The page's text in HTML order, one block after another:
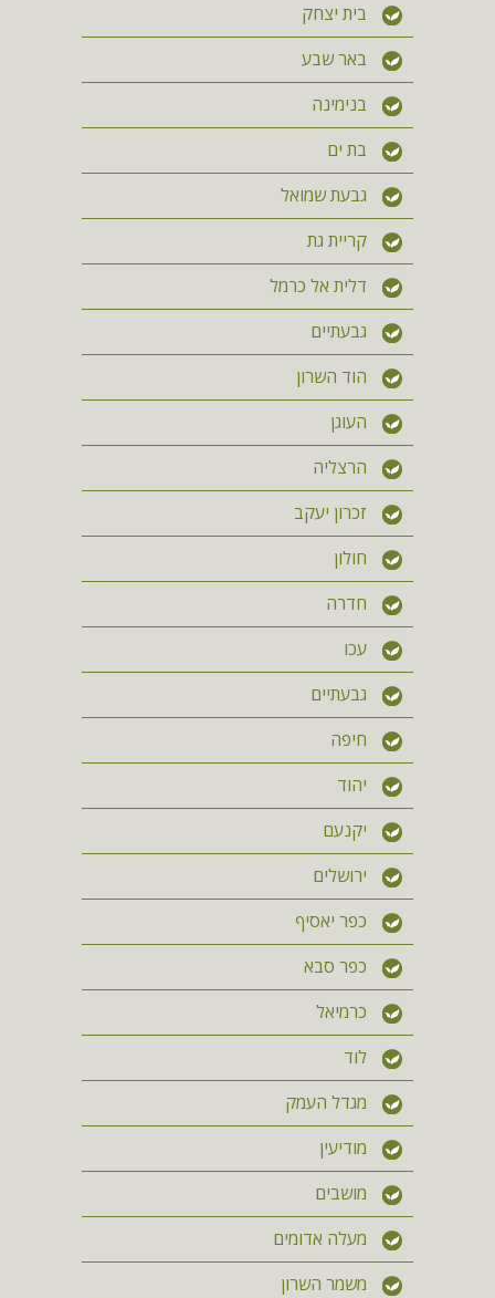
בית יצחק
באר שבע
בנימינה
בת ים
גבעת שמואל
קריית גת
דלית אל כרמל
גבעתיים
הוד השרון
העוגן
הרצליה
זכרון יעקב
חולון
חדרה
עכו
גבעתיים
חיפה
יהוד
יקנעם
ירושלים
כפר יאסיף
כפר סבא
כרמיאל
לוד
מגדל העמק
מודיעין
מושבים
מעלה אדומים
משמר השרון